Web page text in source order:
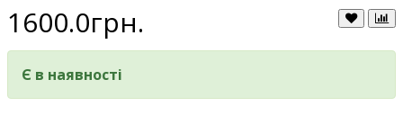
1600.0грн.
Є в наявності